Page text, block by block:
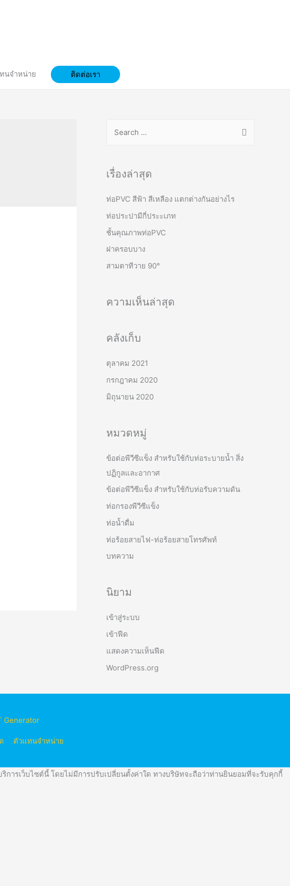
นจำหน่าย ติดต่อเรา
r
h
f
o
เรื่องล่าสุด
ท่อPVC สีฟ้า สีเหลือง แตกต่างกันอย่างไร
ท่อประปามีกี่ประะเภท
ชั้นคุณภาพท่อPVC
ฝาครอบบาง
สามตาทีวาย 90°
ความเห็นล่าสุด
คลังเก็บ
ตุลาคม 2021
กรกฎาคม 2020
มิถุนายน 2020
หมวดหมู่
ข้อต่อพีวีซีแข็ง สำหรับใช้กับท่อระบายน้ำ สิ่ง
ปฏิกูลและอากาศ
ข้อต่อพีวีซีแข็ง สำหรับใช้กับท่อรับความดัน
ท่อกรองพีวีซีแข็ง
ท่อน้ำดื่ม
ท่อร้อยสายไฟ-ท่อร้อยสายโทรศัพท์
บทความ
นิยาม
เข้าสู่ระบบ
เข้าฟีด
แสดงความเห็นฟีด
WordPress.org
Generator
ตัวแทนจำหน่าย
รเว็บไซต์นี้ โดยไม่มีการปรับเปลี่ยนตั้งค่าใด ทางบริษัทจะถือว่าท่านยินยอมที่จะรับคุกกี้